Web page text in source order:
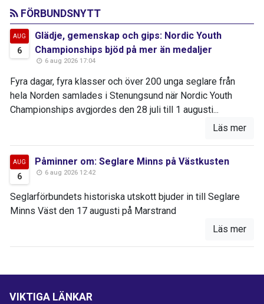
FÖRBUNDSNYTT
AUG
6
Glädje, gemenskap och gips: Nordic Youth
Championships bjöd på mer än medaljer
6 aug 2026 17:04
Fyra dagar, fyra klasser och över 200 unga seglare från
hela Norden samlades i Stenungsund när Nordic Youth
Championships avgjordes den 28 juli till 1 augusti...
Läs mer
AUG
6
Påminner om: Seglare Minns på Västkusten
6 aug 2026 12:42
Seglarförbundets historiska utskott bjuder in till Seglare
Minns Väst den 17 augusti på Marstrand
Läs mer
VIKTIGA LÄNKAR